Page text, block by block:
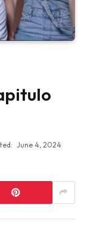
June 4, 2024